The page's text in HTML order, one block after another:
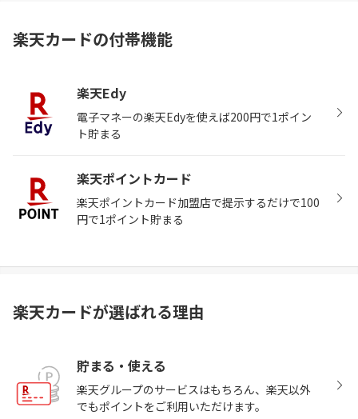
楽天カードの付帯機能
楽天Edy
電子マネーの楽天Edyを使えば200円で1ポイン
ト貯まる
楽天ポイントカード
楽天ポイントカード加盟店で提示するだけで100
円で1ポイント貯まる
楽天カードが選ばれる理由
貯まる・使える
楽天グループのサービスはもちろん、楽天以外
でもポイントをご利用いただけます。